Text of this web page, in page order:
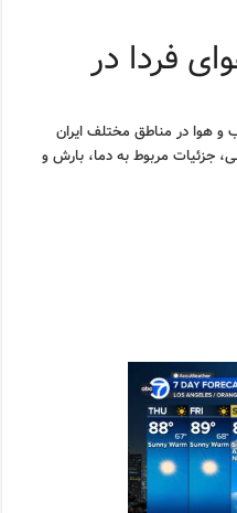
فردا در
هوا در مناطق مختلف ایران
جزئیات مربوط به دما، بارش و